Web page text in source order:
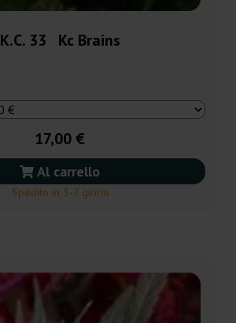
K.C. 33 Kc Brains
17,00 €
Al carrello
Spedito in 3-7 giorni